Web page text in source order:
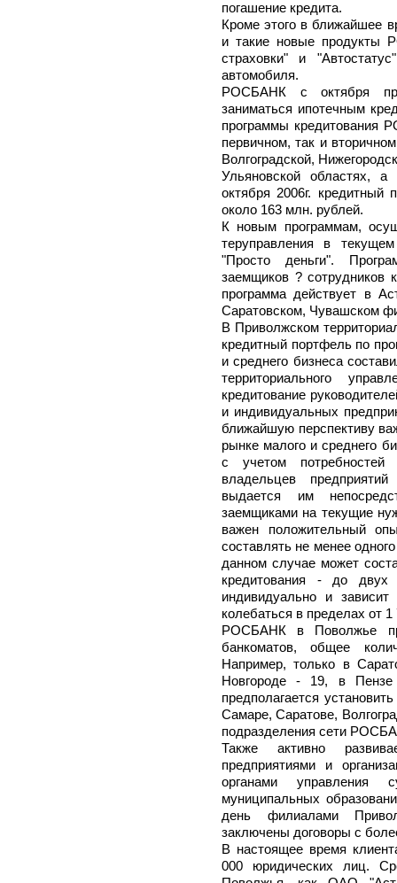
погашение кредита.
Кроме этого в ближайшее
и такие новые продукты
страховки" и
автомобиля.
РОСБАНК с октября
заниматься ипотечным
программы кредитования
первичном, так и
Волгоградской,
Ульяновской областях,
октября 2006г. кредитный
около 163 млн. рублей.
К новым программам,
теруправления в
"Просто деньги".
заемщиков ? сотрудников
программа действует в
Саратовском, Чувашском
В Приволжском
кредитный портфель по
и среднего бизнеса
территориального
кредитование
и индивидуальных
ближайшую перспективу
рынке малого и среднего
с учетом потребностей
владельцев
выдается им
заемщиками на текущие
важен положительный
составлять не менее
данном случае может
кредитования - до двух
индивидуально и
колебаться в пределах от
РОСБАНК в Поволжье
банкоматов, общее
Например, только в
Новгороде - 19, в Пензе
предполагается
Самаре, Саратове,
подразделения сети
Также активно
предприятиями и
органами управления
муниципальных
день филиалами
заключены договоры с
В настоящее время
000 юридических лиц.